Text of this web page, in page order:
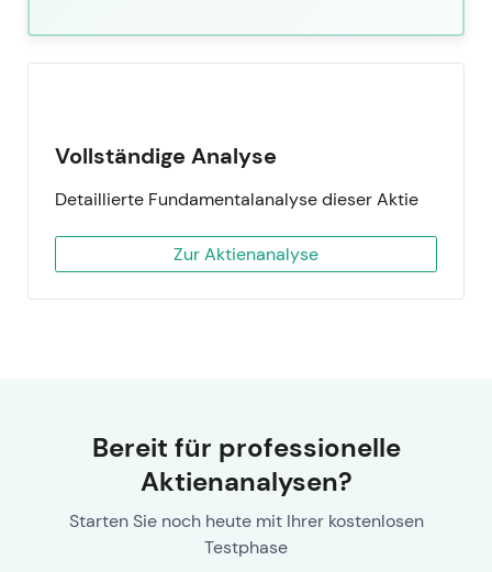
Vollständige Analyse
Detaillierte Fundamentalanalyse dieser Aktie
Zur Aktienanalyse
Bereit für professionelle
Aktienanalysen?
Starten Sie noch heute mit Ihrer kostenlosen
Testphase